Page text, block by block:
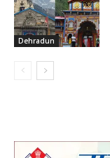
Dehradun